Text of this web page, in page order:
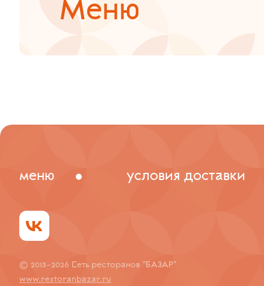
Меню
меню условия доставки
© 2013-2026 Сеть ресторанов "БАЗАР"
www.restoranbazar.ru